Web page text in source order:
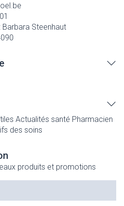
Barbara Steenhaut
Actualités santé Pharmacien
des soins
produits et promotions